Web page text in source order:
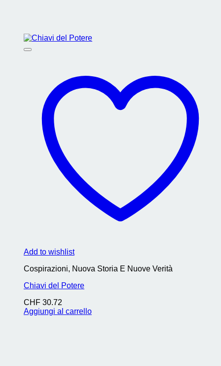
Add to wishlist
Cospirazioni, Nuova Storia E Nuove Verità
Chiavi del Potere
CHF 30.72
Aggiungi al carrello